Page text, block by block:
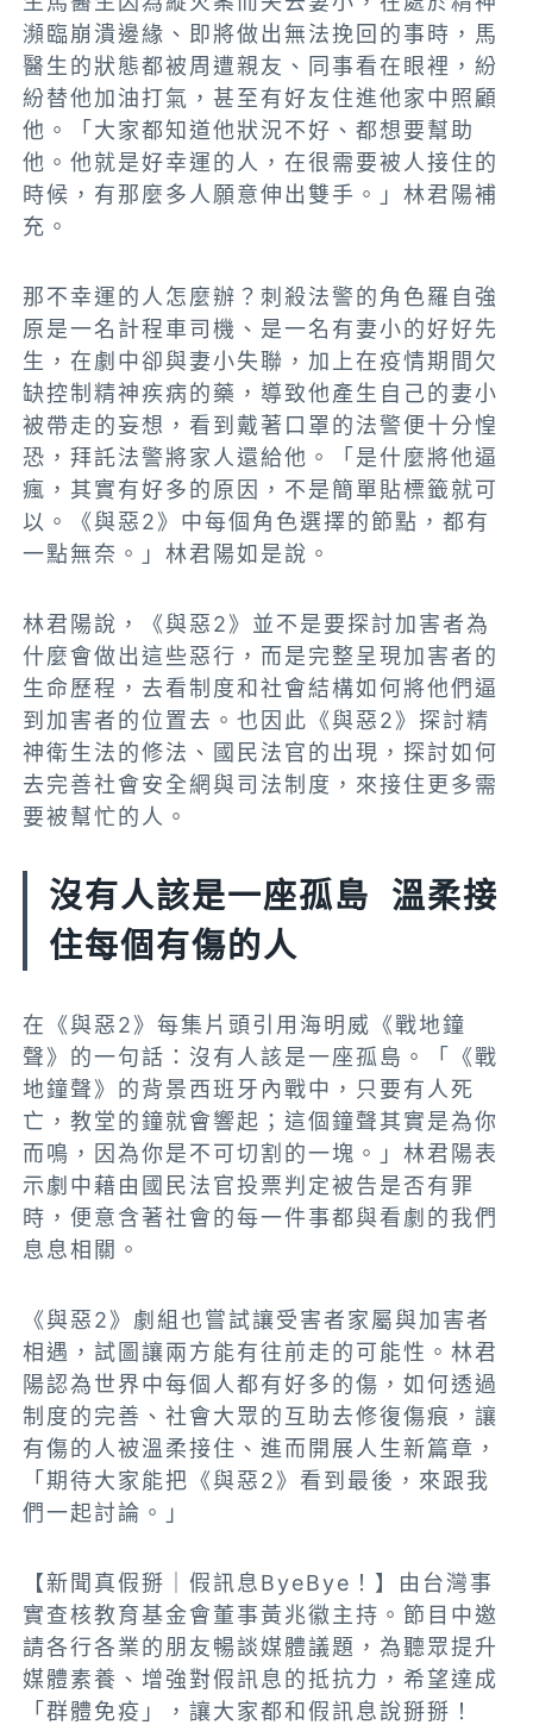
瀕臨崩潰邊緣、即將做出無法挽回的事時，馬
醫生的狀態都被周遭親友、同事看在眼裡，紛
紛替他加油打氣，甚至有好友住進他家中照顧
他。「大家都知道他狀況不好、都想要幫助
他。他就是好幸運的人，在很需要被人接住的
時候，有那麼多人願意伸出雙手。」林君陽補
充。
那不幸運的人怎麼辦？刺殺法警的角色羅自強
原是一名計程車司機、是一名有妻小的好好先
生，在劇中卻與妻小失聯，加上在疫情期間欠
缺控制精神疾病的藥，導致他產生自己的妻小
被帶走的妄想，看到戴著口罩的法警便十分惶
恐，拜託法警將家人還給他。「是什麼將他逼
瘋，其實有好多的原因，不是簡單貼標籤就可
以。《與惡2》中每個角色選擇的節點，都有
一點無奈。」林君陽如是說。
林君陽說，《與惡2》並不是要探討加害者為
什麼會做出這些惡行，而是完整呈現加害者的
生命歷程，去看制度和社會結構如何將他們逼
到加害者的位置去。也因此《與惡2》探討精
神衛生法的修法、國民法官的出現，探討如何
去完善社會安全網與司法制度，來接住更多需
要被幫忙的人。
沒有人該是一座孤島 溫柔接
住每個有傷的人
在《與惡2》每集片頭引用海明威《戰地鐘
聲》的一句話：沒有人該是一座孤島。「《戰
地鐘聲》的背景西班牙內戰中，只要有人死
亡，教堂的鐘就會響起；這個鐘聲其實是為你
而鳴，因為你是不可切割的一塊。」林君陽表
示劇中藉由國民法官投票判定被告是否有罪
時，便意含著社會的每一件事都與看劇的我們
息息相關。
《與惡2》劇組也嘗試讓受害者家屬與加害者
相遇，試圖讓兩方能有往前走的可能性。林君
陽認為世界中每個人都有好多的傷，如何透過
制度的完善、社會大眾的互助去修復傷痕，讓
有傷的人被溫柔接住、進而開展人生新篇章，
「期待大家能把《與惡2》看到最後，來跟我
們一起討論。」
【新聞真假掰｜假訊息ByeBye！】由台灣事
實查核教育基金會董事黃兆徽主持。節目中邀
請各行各業的朋友暢談媒體議題，為聽眾提升
媒體素養、增強對假訊息的抵抗力，希望達成
「群體免疫」，讓大家都和假訊息說掰掰！